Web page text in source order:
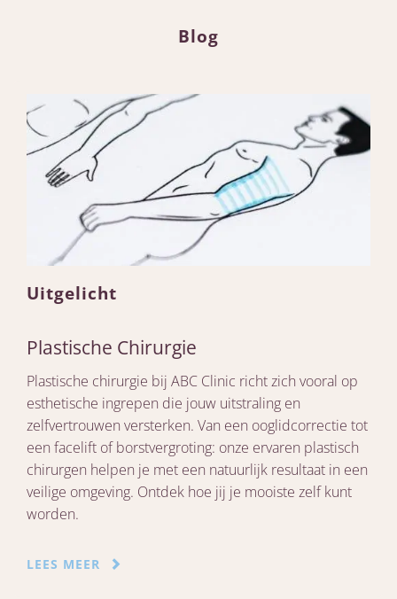
Blog
Uitgelicht
Plastische Chirurgie
Plastische chirurgie bij ABC Clinic richt zich vooral op
esthetische ingrepen die jouw uitstraling en
zelfvertrouwen versterken. Van een ooglidcorrectie tot
een facelift of borstvergroting: onze ervaren plastisch
chirurgen helpen je met een natuurlijk resultaat in een
veilige omgeving. Ontdek hoe jij je mooiste zelf kunt
worden.
LEES MEER